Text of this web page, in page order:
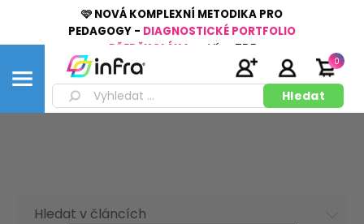
🩷 NOVÁ KOMPLEXNÍ METODIKA PRO
PEDAGOGY - DIAGNOSTICKÉ PORTFOLIO
PŘEDŠKOLÁKA
Více ZDE
0
Hledat v článcích